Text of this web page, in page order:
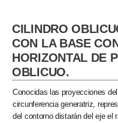
CILINDRO
CON LA BASE
HORIZONTAL DE
OBLICUO.
Conocidas las proyecciones
circunferencia generatriz,
del contorno distarán del eje el